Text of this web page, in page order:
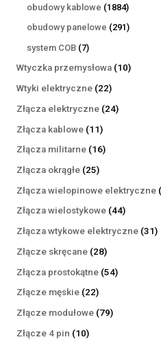
obudowy kablowe 18841884
produkty
obudowy panelowe 291291
system COB 77
produktów
Wtyczka przemysłowa 1010
Wtyki elektryczne 2222
produkty
Złącza elektryczne 2424
Złącza kablowe 1111
produktów
Złącza militarne 1616
Złącza okrągłe 2525
produktów
Złącza wielopinowe elektryczne
Złącza wielostykowe 4444
produkty
Złącza wtykowe elektryczne 3131
Złącze skręcane 2828
produktów
Złącza prostokątne 5454
Złącze męskie 2222
produkty
Złącze modułowe 7979
Złącze 4 pin 1010